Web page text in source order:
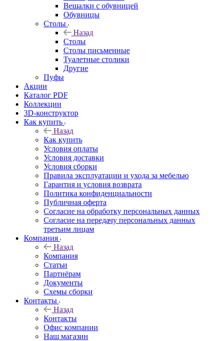
Вешалки с обувницей
Обувницы
Столы
Назад
Столы
Столы письменные
Туалетные столики
Другие
Пуфы
Акции
Каталог PDF
Коллекции
3D-конструктор
Как купить
Назад
Как купить
Условия оплаты
Условия доставки
Условия сборки
Правила эксплуатации и ухода за мебелью
Гарантия и условия возврата
Политика конфиденциальности
Публичная оферта
Согласие на обработку персональных данных
Согласие на передачу персональных данных
третьим лицам
Компания
Назад
Компания
Статьи
Партнёрам
Документы
Схемы сборки
Контакты
Назад
Контакты
Офис компании
Наш магазин